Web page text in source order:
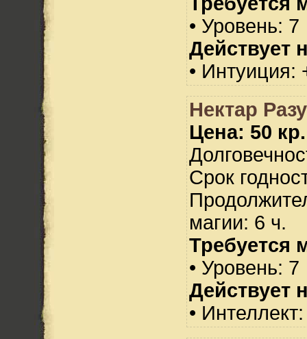
• Уровень: 7
Действует
• Интуиция:
Нектар
Цена: 50 кр.
Срок
магии: 6 ч.
Требуется
• Уровень: 7
Действует
•